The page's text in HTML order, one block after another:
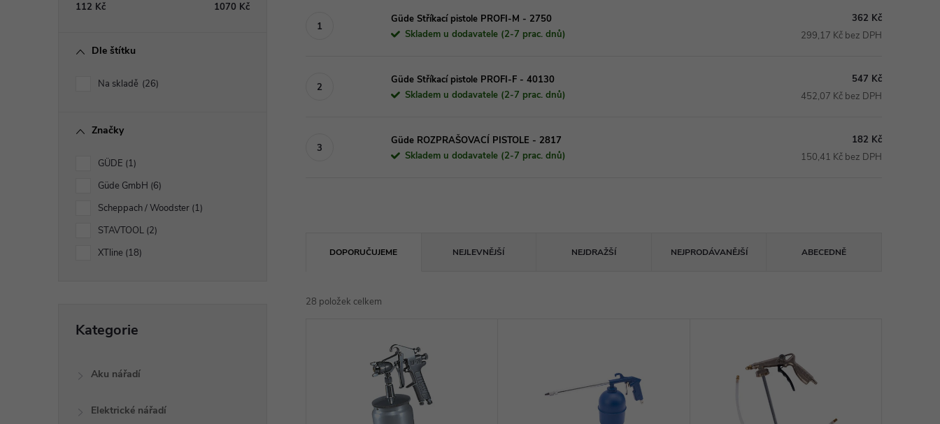
112 Kč 1070 Kč
Dle štítku
Na skladě 26
Značky
GÜDE 1
Güde GmbH 6
Scheppach / Woodster 1
STAVTOOL 2
XTline 18
kategorie
Kategorie
Aku nářadí
Elektrické nářadí
Güde Stříkací pistole PROFI-M - 2750
Skladem u dodavatele (2-7 prac. dnů)
362 Kč
299,17 Kč bez DPH
Güde Stříkací pistole PROFI-F - 40130
Skladem u dodavatele (2-7 prac. dnů)
547 Kč
452,07 Kč bez DPH
Güde ROZPRAŠOVACÍ PISTOLE - 2817
Skladem u dodavatele (2-7 prac. dnů)
182 Kč
150,41 Kč bez DPH
DOPORUČUJEME NEJLEVNĚJŠÍ NEJDRAŽŠÍ NEJPRODÁVANĚJŠÍ ABECEDNĚ
28 položek celkem